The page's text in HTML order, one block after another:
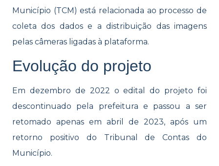
Município (TCM) está relacionada ao processo de
coleta dos dados e a distribuição das imagens
pelas câmeras ligadas à plataforma.
Evolução do projeto
Em dezembro de 2022 o edital do projeto foi
descontinuado pela prefeitura e passou a ser
retomado apenas em abril de 2023, após um
retorno positivo do Tribunal de Contas do
Município.